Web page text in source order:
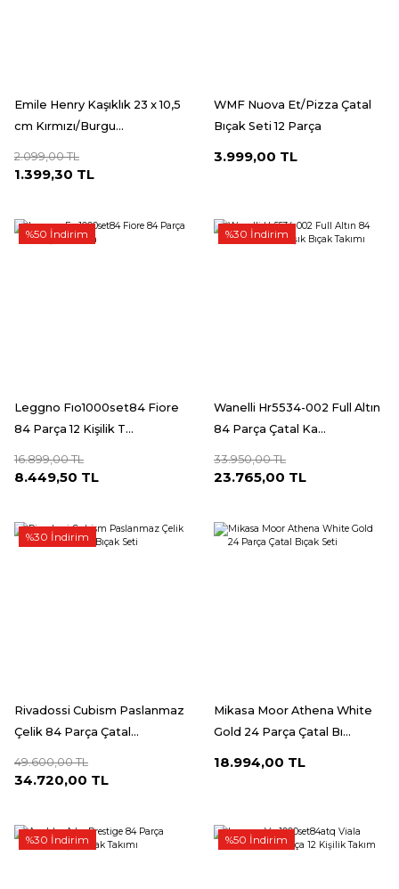
Emile Henry Kaşıklık 23 x 10,5
cm Kırmızı/Burgu...
2.099,00 TL
1.399,30 TL
WMF Nuova Et/Pizza Çatal
Bıçak Seti 12 Parça
3.999,00 TL
%50 İndirim
Leggno Fıo1000set84 Fiore
84 Parça 12 Kişilik T...
16.899,00 TL
8.449,50 TL
%30 İndirim
Wanelli Hr5534-002 Full Altın
84 Parça Çatal Ka...
33.950,00 TL
23.765,00 TL
%30 İndirim
Rivadossi Cubism Paslanmaz
Çelik 84 Parça Çatal...
49.600,00 TL
34.720,00 TL
Mikasa Moor Athena White
Gold 24 Parça Çatal Bı...
18.994,00 TL
%30 İndirim %50 İndirim